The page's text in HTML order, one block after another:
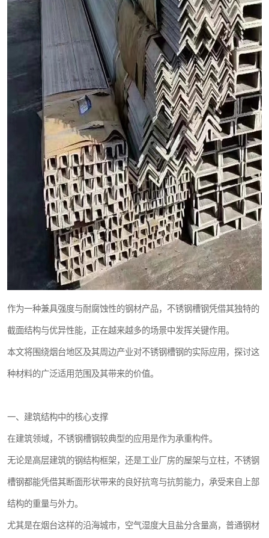
作为一种兼具强度与耐腐蚀性的钢材产品，不锈钢槽钢凭借其独特的
截面结构与优异性能，正在越来越多的场景中发挥关键作用。
本文将围绕烟台地区及其周边产业对不锈钢槽钢的实际应用，探讨这
种材料的广泛适用范围及其带来的价值。
一、建筑结构中的核心支撑
在建筑领域，不锈钢槽钢较典型的应用是作为承重构件。
无论是高层建筑的钢结构框架，还是工业厂房的屋架与立柱，不锈钢
槽钢都能凭借其断面形状带来的良好抗弯与抗剪能力，承受来自上部
结构的重量与外力。
尤其是在烟台这样的沿海城市，空气湿度大且盐分含量高，普通钢材